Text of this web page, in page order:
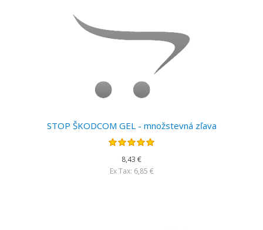
STOP ŠKODCOM GEL - množstevná zľava
8,43 €
Ex Tax: 6,85 €